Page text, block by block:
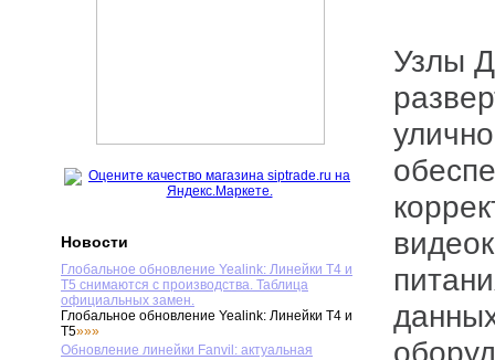
Новости
Глобальное обновление Yealink: Линейки T4 и
T5 снимаются с производства. Таблица
официальных замен.
Глобальное обновление Yealink: Линейки T4 и
T5»»»
Обновление линейки Fanvil: актуальная
Узлы Доступа NSBox предназначены для